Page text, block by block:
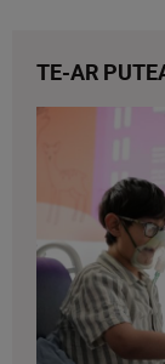
TE-AR